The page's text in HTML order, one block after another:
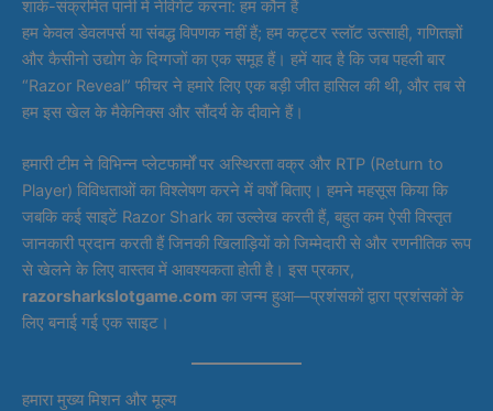
शार्क-संक्रमित पानी में नेविगेट करना: हम कौन हैं
हम केवल डेवलपर्स या संबद्ध विपणक नहीं हैं; हम कट्टर स्लॉट उत्साही, गणितज्ञों
और कैसीनो उद्योग के दिग्गजों का एक समूह हैं। हमें याद है कि जब पहली बार
“Razor Reveal” फीचर ने हमारे लिए एक बड़ी जीत हासिल की थी, और तब से
हम इस खेल के मैकेनिक्स और सौंदर्य के दीवाने हैं।
हमारी टीम ने विभिन्न प्लेटफार्मों पर अस्थिरता वक्र और RTP (Return to
Player) विविधताओं का विश्लेषण करने में वर्षों बिताए। हमने महसूस किया कि
जबकि कई साइटें Razor Shark का उल्लेख करती हैं, बहुत कम ऐसी विस्तृत
जानकारी प्रदान करती हैं जिनकी खिलाड़ियों को जिम्मेदारी से और रणनीतिक रूप
से खेलने के लिए वास्तव में आवश्यकता होती है। इस प्रकार,
razorsharkslotgame.com का जन्म हुआ—प्रशंसकों द्वारा प्रशंसकों के
लिए बनाई गई एक साइट।
हमारा मुख्य मिशन और मूल्य